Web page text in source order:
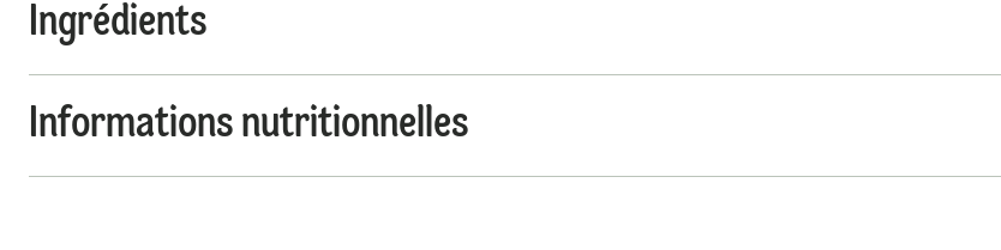
Ingrédients
Informations nutritionnelles